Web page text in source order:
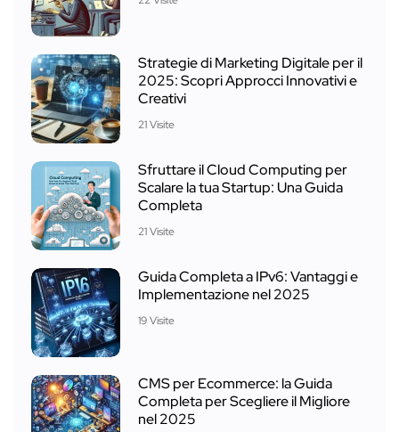
Strategie di Marketing Digitale per il
2025: Scopri Approcci Innovativi e
Creativi
21 Visite
Sfruttare il Cloud Computing per
Scalare la tua Startup: Una Guida
Completa
21 Visite
Guida Completa a IPv6: Vantaggi e
Implementazione nel 2025
19 Visite
CMS per Ecommerce: la Guida
Completa per Scegliere il Migliore
nel 2025